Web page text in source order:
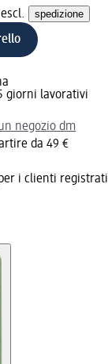
spedizione
giorni lavorativi
negozio dm
da 49 €
i clienti registrati